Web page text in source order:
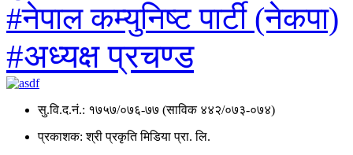
#नेपाल कम्युनिष्ट पार्टी (नेकपा)
#अध्यक्ष प्रचण्ड
सु.वि.द.नं.: १७५७/०७६-७७ (साविक ४४२/०७३-०७४)
प्रकाशक: श्री प्रकृति मिडिया प्रा. लि.